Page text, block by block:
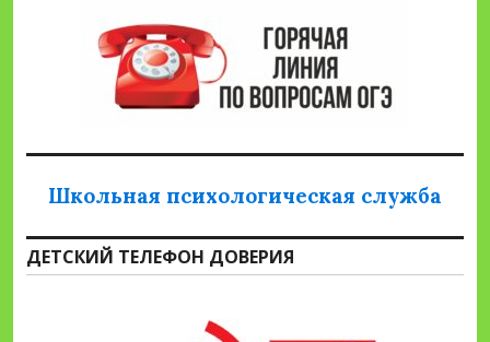
Школьная психологическая служба
ДЕТСКИЙ ТЕЛЕФОН ДОВЕРИЯ